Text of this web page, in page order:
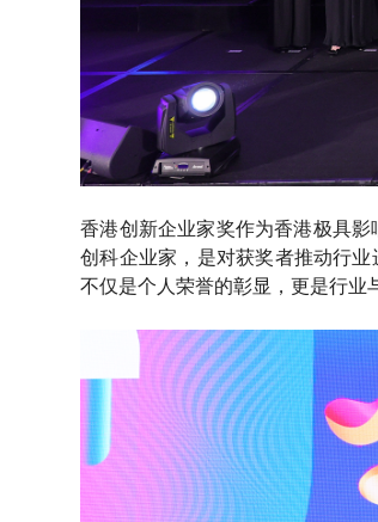
香港创新企业家奖作为香港极具
创科企业家，是对获奖者推动行
不仅是个人荣誉的彰显，更是行业